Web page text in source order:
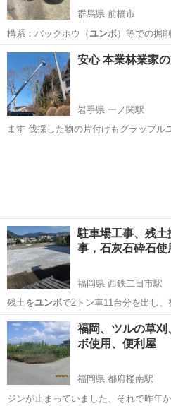
群馬県 前橋市
構系：バックホウ（ユンボ）等での掘
「ユンボの乗り番が1日だけ…
群馬 前橋市 その他
安心 本業林業家
岩手県 一ノ関駅
ます 伐採した物の片付けもグラップル
駐車場工事、残
事，石灰石砕石
福岡県 西鉄二日市駅
残土をユンボで2トン車11台分を出し
福岡 筑紫野市 西鉄二日市駅
福岡、ツルの草
ボ使用、便利屋
福岡県 都府楼南駅
ジンが止まっていました、それで昨年